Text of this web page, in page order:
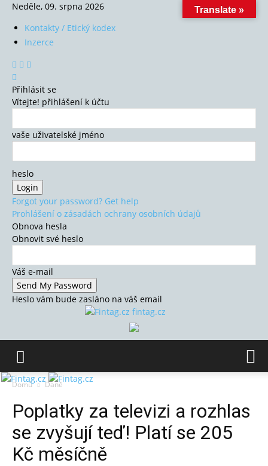
Neděle, 09. srpna 2026
Kontakty / Etický kodex
Inzerce
Přihlásit se
Vítejte! přihlášení k účtu
vaše uživatelské jméno
heslo
Forgot your password? Get help
Prohlášení o zásadách ochrany osobních údajů
Obnova hesla
Obnovit své heslo
Váš e-mail
Heslo vám bude zasláno na váš email
fintag.cz
Domů Daně
Poplatky za televizi a rozhlas
se zvyšují teď! Platí se 205
Kč měsíčně
Translate »